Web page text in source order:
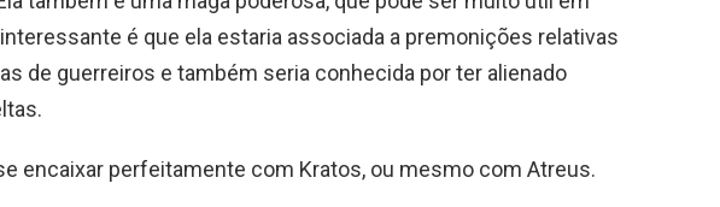
é que ela estaria associada a premonições relativas
de guerreiros e também seria conhecida por ter alienado
encaixar perfeitamente com Kratos, ou mesmo com Atreus.